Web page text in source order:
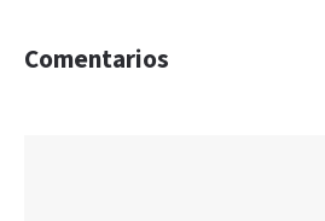
Comentarios